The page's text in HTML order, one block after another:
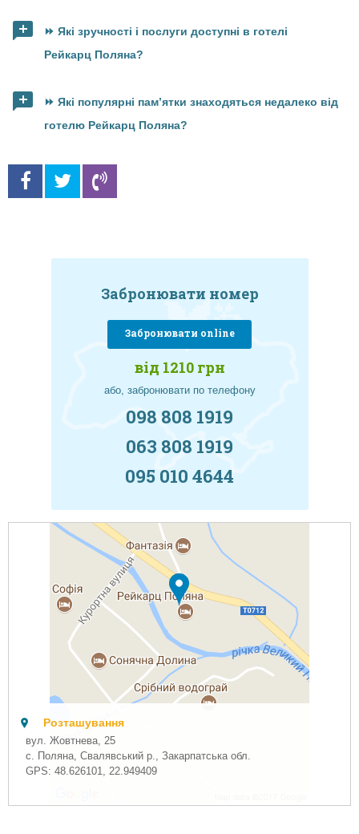
⏩ Які зручності і послуги доступні в готелі
Рейкарц Поляна?
⏩ Які популярні пам’ятки знаходяться недалеко від
готелю Рейкарц Поляна?
Забронювати номер
Забронювати online
від 1210 грн
або, забронювати по телефону
098 808 1919
063 808 1919
095 010 4644
Розташування
вул. Жовтнева, 25
с. Поляна, Свалявський р., Закарпатська обл.
GPS:48.626101,22.949409